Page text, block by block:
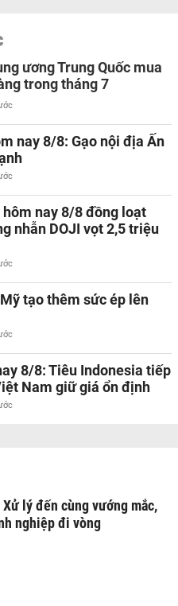
ương Trung Quốc mua
trong tháng 7
nay 8/8: Gạo nội địa Ấn
hôm nay 8/8 đồng loạt
nhẫn DOJI vọt 2,5 triệu
tạo thêm sức ép lên
8/8: Tiêu Indonesia tiếp
Nam giữ giá ổn định
lý đến cùng vướng mắc,
nghiệp đi vòng